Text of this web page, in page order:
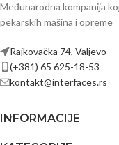
Međunarodna kompanija
pekarskih mašina i opreme
Rajkovačka 74, Valjevo
(+381) 65 625-18-53
kontakt@interfaces.rs
INFORMACIJE